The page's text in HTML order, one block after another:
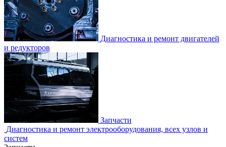
Диагностика и ремонт двигателей
и редукторов
Запчасти
Диагностика и ремонт электрооборудования, всех узлов и
систем